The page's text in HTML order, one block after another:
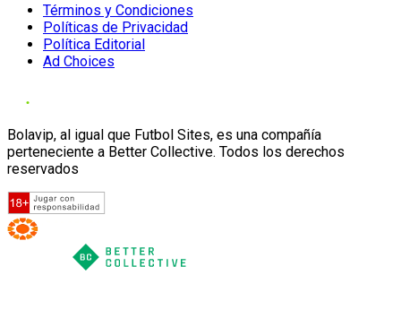
Términos y Condiciones
Políticas de Privacidad
Política Editorial
Ad Choices
Bolavip, al igual que Futbol Sites, es una compañía
perteneciente a Better Collective. Todos los derechos
reservados